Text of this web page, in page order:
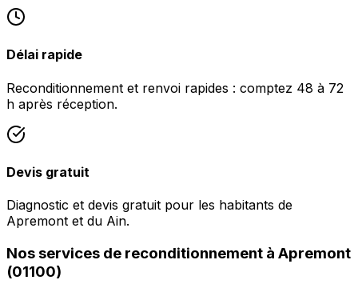
Délai rapide
Reconditionnement et renvoi rapides : comptez 48 à 72
h après réception.
Devis gratuit
Diagnostic et devis gratuit pour les habitants de
Apremont et du Ain.
Nos services de reconditionnement à Apremont
(01100)